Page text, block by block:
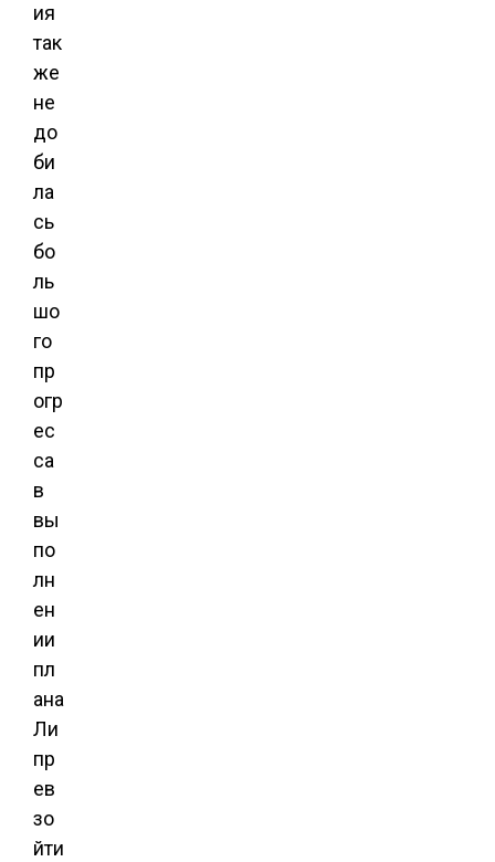
ия
так
же
не
до
би
ла
сь
бо
ль
шо
го
пр
огр
ес
са
в
вы
по
лн
ен
ии
пл
ана
Ли
пр
ев
зо
йти